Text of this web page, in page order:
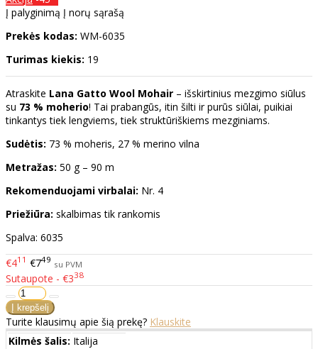
Į palyginimą Į norų sąrašą
Prekės kodas: WM-6035
Turimas kiekis: 19
Atraskite Lana Gatto Wool Mohair – išskirtinius mezgimo siūlus
su 73 % moherio! Tai prabangūs, itin šilti ir purūs siūlai, puikiai
tinkantys tiek lengviems, tiek struktūriškiems mezginiams.
Sudėtis: 73 % moheris, 27 % merino vilna
Metražas: 50 g – 90 m
Rekomenduojami virbalai: Nr. 4
Priežiūra: skalbimas tik rankomis
Spalva: 6035
€411 €749 su PVM
Sutaupote - €338
Turite klausimų apie šią prekę? Klauskite
Kilmės šalis: Italija